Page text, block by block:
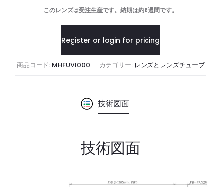
このレンズは受注生産です。納期は約8週間です。
Register or login for pricing
商品コード: MHFUV1000 カテゴリー: レンズとレンズチューブ
技術図面
技術図面